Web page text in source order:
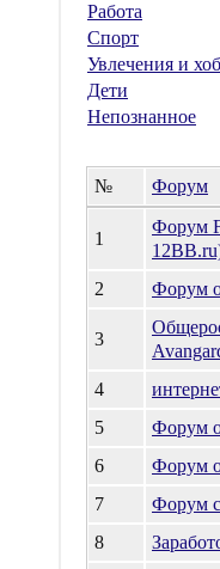
Работа
Спорт
Увлечения и
Дети
Непознанное
№ Форум
1
Форум
2
Форум
3
4
5
Форум
6
Форум
7
Форум
8